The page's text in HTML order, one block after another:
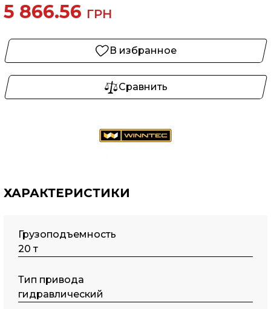
5 866.56 ГРН
В избранное
Сравнить
ХАРАКТЕРИСТИКИ
Грузоподъемность
20 т
Тип пpивода
гидравлический